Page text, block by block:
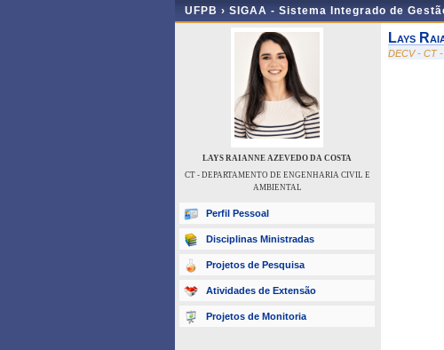
UFPB › SIGAA - Sistema Integrado de
LAYS RAIANNE AZEVEDO DA COSTA
CT - DEPARTAMENTO DE ENGENHARIA CIVIL E
AMBIENTAL
Perfil Pessoal
Disciplinas Ministradas
Projetos de Pesquisa
Atividades de Extensão
Projetos de Monitoria
Lays
DECV - CT -